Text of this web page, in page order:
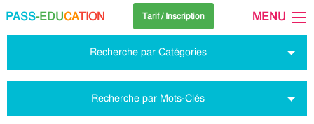
PASS-EDUCATION Tarif / Inscription MENU
Recherche par Catégories
Recherche par Mots-Clés